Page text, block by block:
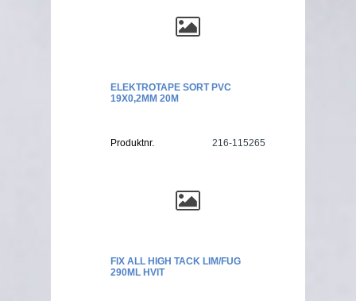
ELEKTROTAPE SORT PVC
19X0,2MM 20M
Produktnr. 216-115265
FIX ALL HIGH TACK LIM/FUG
290ML HVIT